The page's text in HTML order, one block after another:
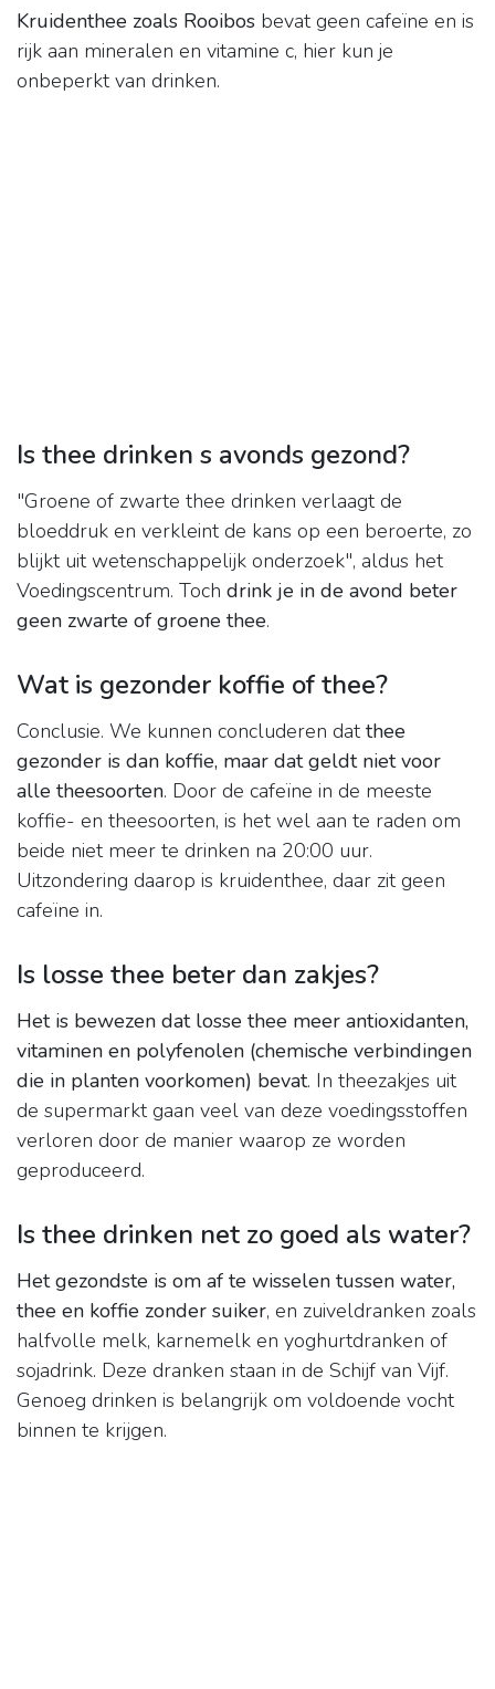
Kruidenthee zoals Rooibos bevat geen cafeïne en is
rijk aan mineralen en vitamine c, hier kun je
onbeperkt van drinken.
Is thee drinken s avonds gezond?
"Groene of zwarte thee drinken verlaagt de
bloeddruk en verkleint de kans op een beroerte, zo
blijkt uit wetenschappelijk onderzoek", aldus het
Voedingscentrum. Toch drink je in de avond beter
geen zwarte of groene thee.
Wat is gezonder koffie of thee?
Conclusie. We kunnen concluderen datthee
gezonder is dan koffie, maar dat geldt niet voor
alle theesoorten. Door de cafeïne in de meeste
koffie- en theesoorten, is het wel aan te raden om
beide niet meer te drinken na 20:00 uur.
Uitzondering daarop is kruidenthee, daar zit geen
cafeïne in.
Is losse thee beter dan zakjes?
Het is bewezen dat losse thee meer antioxidanten,
vitaminen en polyfenolen (chemische verbindingen
die in planten voorkomen) bevat. In theezakjes uit
de supermarkt gaan veel van deze voedingsstoffen
verloren door de manier waarop ze worden
geproduceerd.
Is thee drinken net zo goed als water?
Het gezondste is om af te wisselen tussen water,
thee en koffie zonder suiker, en zuiveldranken zoals
halfvolle melk, karnemelk en yoghurtdranken of
sojadrink. Deze dranken staan in de Schijf van Vijf.
Genoeg drinken is belangrijk om voldoende vocht
binnen te krijgen.